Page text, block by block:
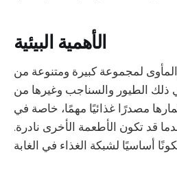
الأهمية البيئية
لمجموعة كبيرة ومتنوعة من
ذلك الطيور والسناجب وغيرها من
مصدرًا غذائيًا مهمًا، خاصة في
قد تكون الأطعمة الأخرى نادرة.